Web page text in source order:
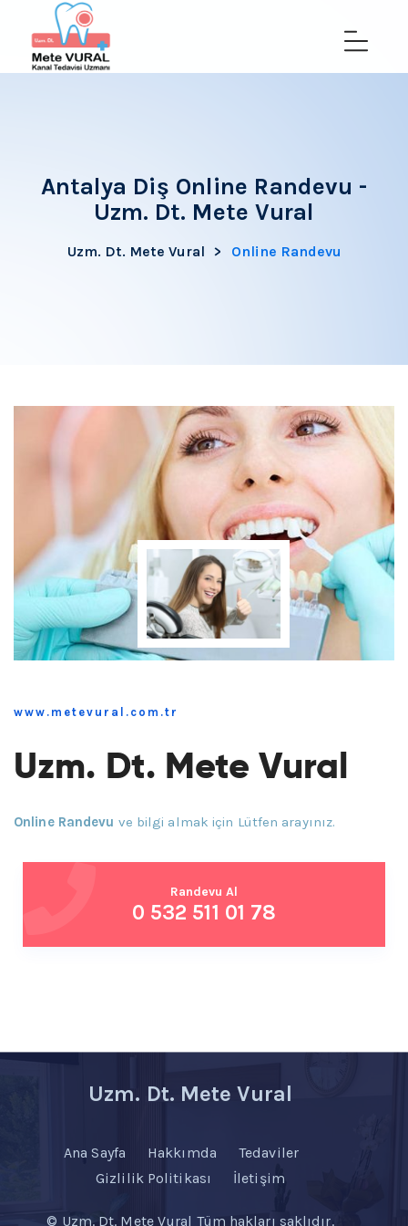
Antalya Diş Online Randevu -
Uzm. Dt. Mete Vural
Uzm. Dt. Mete Vural > Online Randevu
www.metevural.com.tr
Uzm. Dt. Mete Vural
Online Randevu ve bilgi almak için Lütfen arayınız.
Randevu Al
0 532 511 01 78
Uzm. Dt. Mete Vural
Ana Sayfa Hakkımda
Tedaviler
Gizlilik Politikası
İletişim
© Uzm. Dt. Mete Vural Tüm hakları saklıdır.